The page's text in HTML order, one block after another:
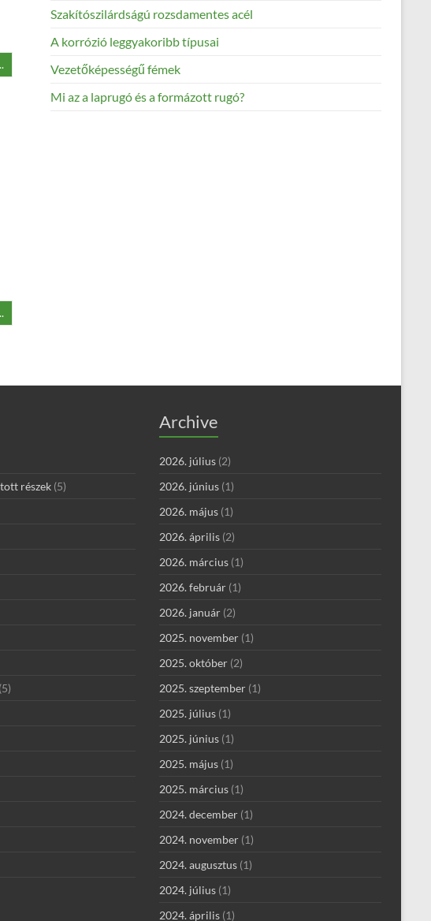
Szakítószilárdságú rozsdamentes acél
A korrózió leggyakoribb típusai
Vezetőképességű fémek
Mi az a laprugó és a formázott rugó?
részek (5)
(5)
Archive
2026. július (2)
2026. június (1)
2026. május (1)
2026. április (2)
2026. március (1)
2026. február (1)
2026. január (2)
2025. november (1)
2025. október (2)
2025. szeptember (1)
2025. július (1)
2025. június (1)
2025. május (1)
2025. március (1)
2024. december (1)
2024. november (1)
2024. augusztus (1)
2024. július (1)
2024. április (1)